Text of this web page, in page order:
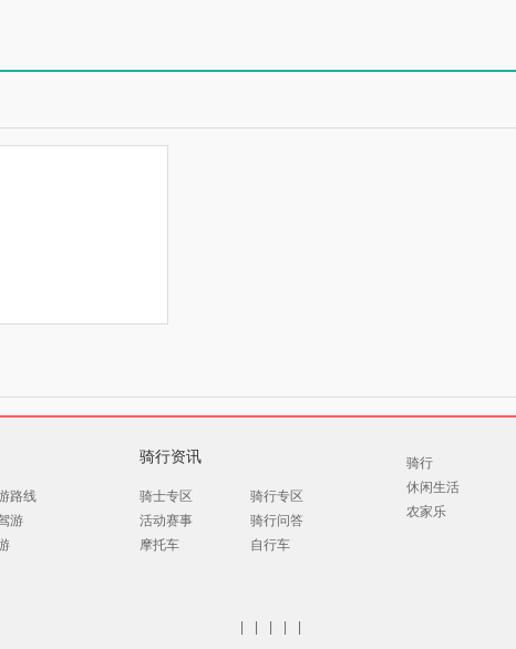
路线
游
骑行资讯
骑士专区
骑行专区
活动赛事
骑行问答
摩托车
自行车
骑行
休闲生活
农家乐